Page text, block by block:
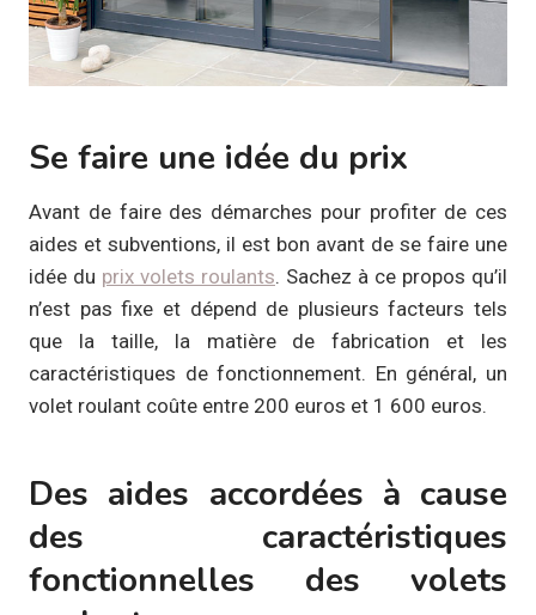
Se faire une idée du prix
Avant de faire des démarches pour profiter de ces
aides et subventions, il est bon avant de se faire une
idée du prix volets roulants. Sachez à ce propos qu’il
n’est pas fixe et dépend de plusieurs facteurs tels
que la taille, la matière de fabrication et les
caractéristiques de fonctionnement. En général, un
volet roulant coûte entre 200 euros et 1 600 euros.
Des aides accordées à cause
des caractéristiques
fonctionnelles des volets